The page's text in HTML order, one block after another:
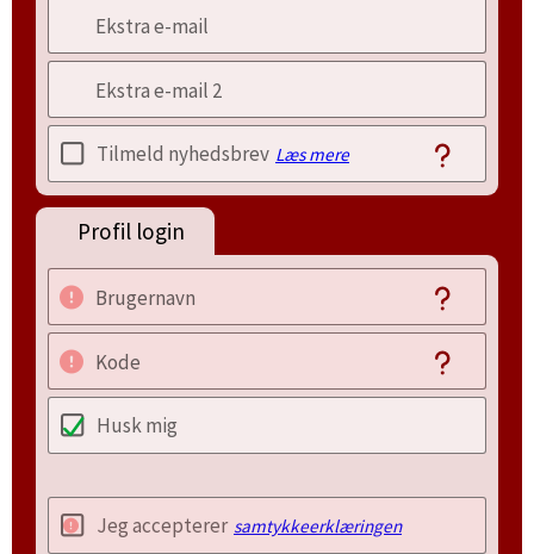
Ekstra e-mail
Ekstra e-mail 2
Tilmeld nyhedsbrev Læs mere
Profil login
Brugernavn
Kode
Husk mig
Jeg accepterer samtykkeerklæringen